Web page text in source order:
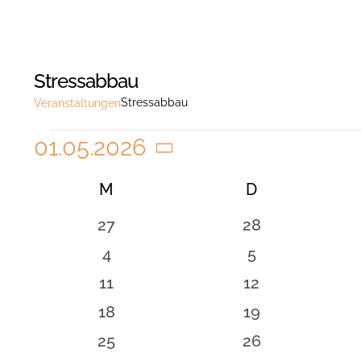
Stressabbau
VeranstaltungenStressabbau
Veranstaltungen
01.05.2026
Datum
wählen.
Kalender
Veranstaltungen
M DDIENSTAG
0
Veranstaltungen
27
0
Veranstaltungen
28
0
Veranstaltungen
4
0
5
0
Veranstaltungen
11
0
Veranstaltungen
12
0
Veranstaltungen
18
0
Veranstaltungen
19
0
25
0
26